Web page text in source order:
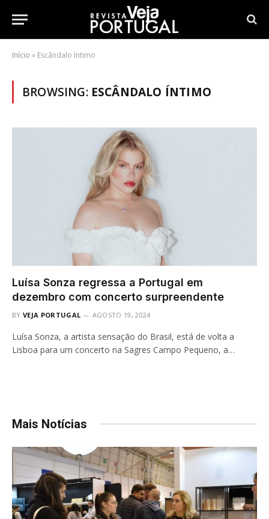
Início » Escândalo Íntimo
BROWSING: ESCÂNDALO ÍNTIMO
Luísa Sonza regressa a Portugal em
dezembro com concerto surpreendente
BY VEJA PORTUGAL AGOSTO 19, 2024
Luísa Sonza, a artista sensação do Brasil, está de volta a
Lisboa para um concerto na Sagres Campo Pequeno, a…
Mais Notícias